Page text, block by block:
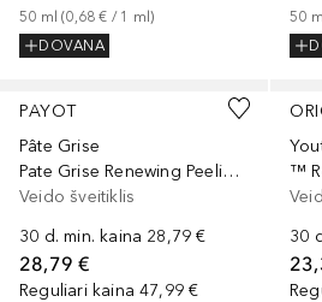
50 ml (0,68 € / 1 ml)
DOVANA
50
PAYOT
Pâte Grise
Pate Grise Renewing Peeling Serum
Veido šveitiklis
30 d. min. kaina 28,79 €
28,79 €
Reguliari kaina 47,99 €
™
30